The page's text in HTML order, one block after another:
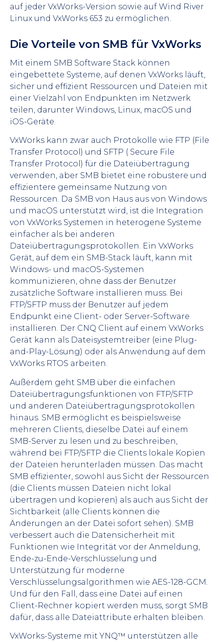
auf jeder VxWorks-Version sowie auf Wind River
Linux und VxWorks 653 zu ermöglichen.
Die Vorteile von SMB für VxWorks
Mit einem SMB Software Stack können
eingebettete Systeme, auf denen VxWorks läuft,
sicher und effizient Ressourcen und Dateien mit
einer Vielzahl von Endpunkten im Netzwerk
teilen, darunter Windows, Linux, macOS und
iOS-Geräte.
VxWorks kann zwar auch Protokolle wie FTP (File
Transfer Protocol) und SFTP ( Secure File
Transfer Protocol) für die Dateiübertragung
verwenden, aber SMB bietet eine robustere und
effizientere gemeinsame Nutzung von
Ressourcen. Da SMB von Haus aus von Windows
und macOS unterstützt wird, ist die Integration
von VxWorks Systemen in heterogene Systeme
einfacher als bei anderen
Dateiübertragungsprotokollen. Ein VxWorks
Gerät, auf dem ein SMB-Stack läuft, kann mit
Windows- und macOS-Systemen
kommunizieren, ohne dass der Benutzer
zusätzliche Software installieren muss. Bei
FTP/SFTP muss der Benutzer auf jedem
Endpunkt eine Client- oder Server-Software
installieren. Der CNQ Client auf einem VxWorks
Gerät kann als Dateisystemtreiber (eine Plug-
and-Play-Lösung) oder als Anwendung auf dem
VxWorks RTOS arbeiten.
Außerdem geht SMB über die einfachen
Dateiübertragungsfunktionen von FTP/SFTP
und anderen Dateiübertragungsprotokollen
hinaus. SMB ermöglicht es beispielsweise
mehreren Clients, dieselbe Datei auf einem
SMB-Server zu lesen und zu beschreiben,
während bei FTP/SFTP die Clients lokale Kopien
der Dateien herunterladen müssen. Das macht
SMB effizienter, sowohl aus Sicht der Ressourcen
(die Clients müssen Dateien nicht lokal
übertragen und kopieren) als auch aus Sicht der
Sichtbarkeit (alle Clients können die
Änderungen an der Datei sofort sehen). SMB
verbessert auch die Datensicherheit mit
Funktionen wie Integrität vor der Anmeldung,
Ende-zu-Ende-Verschlüsselung und
Unterstützung für moderne
Verschlüsselungsalgorithmen wie AES-128-GCM.
Und für den Fall, dass eine Datei auf einen
Client-Rechner kopiert werden muss, sorgt SMB
dafür, dass alle Dateiattribute erhalten bleiben.
VxWorks-Systeme mit YNQ™ unterstützen alle